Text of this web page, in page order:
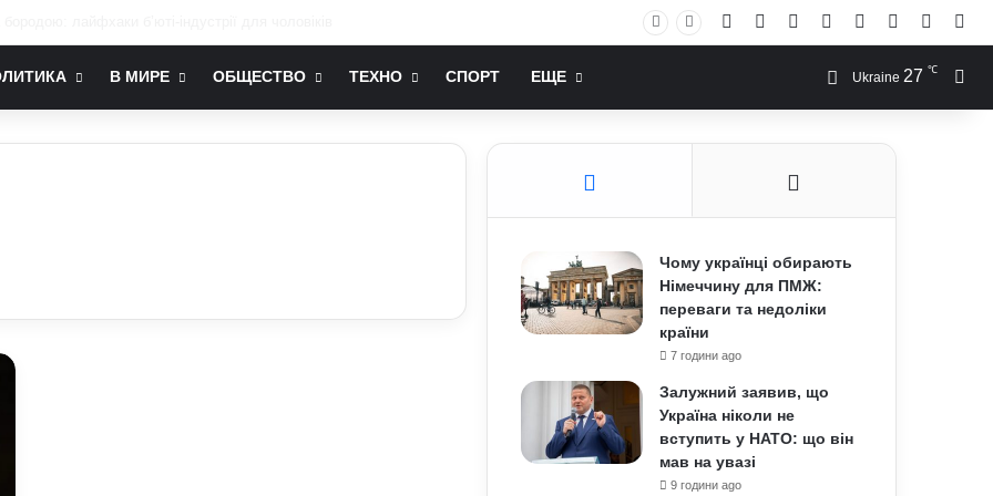
Facebook YouTubeInstagram
RSS Log In
В МИРЕ ОБЩЕСТВО ТЕХНО СПОРТ ЕЩЕ Ukraine 27 ℃
Чому українці обирають
Німеччину для ПМЖ:
переваги та недоліки
країни
7 години ago
Залужний заявив, що
Україна ніколи не
вступить у НАТО: що він
мав на увазі
9 години ago